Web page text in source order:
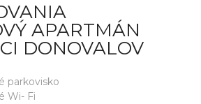
APARTMÁN
DONOVALOV
parkovisko
Wi- Fi